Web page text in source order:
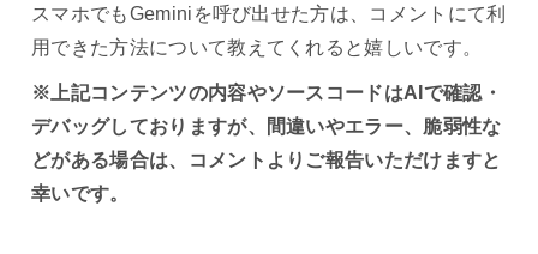
スマホでもGeminiを呼び出せた方は、コメントにて利
用できた方法について教えてくれると嬉しいです。
※上記コンテンツの内容やソースコードはAIで確認・
デバッグしておりますが、間違いやエラー、脆弱性な
どがある場合は、コメントよりご報告いただけますと
幸いです。